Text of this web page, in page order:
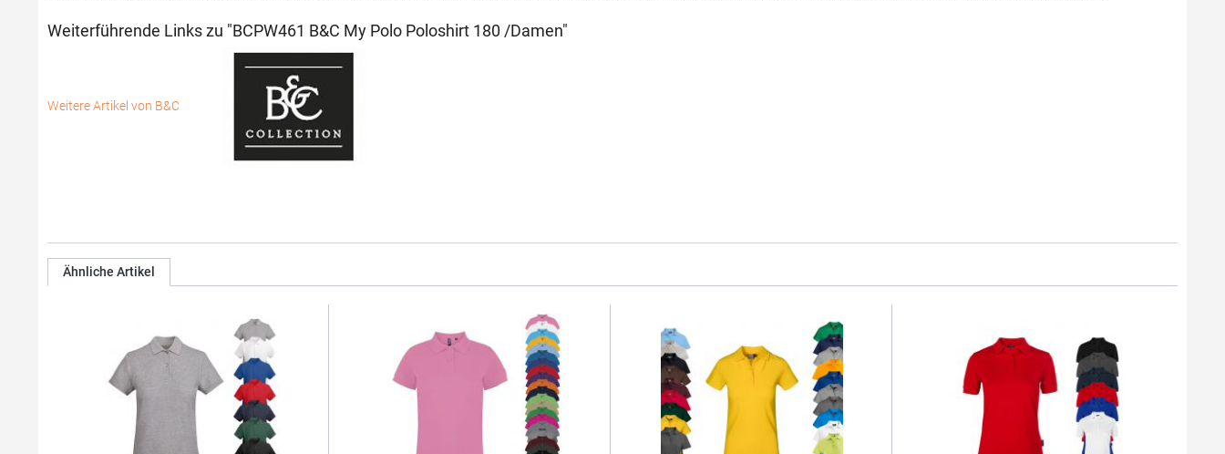
Weiterführende Links zu "BCPW461 B&C My Polo Poloshirt 180 /Damen"
Weitere Artikel von B&C
Ähnliche Artikel